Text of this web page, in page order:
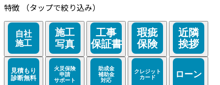
特徴
（タップで絞り込み）